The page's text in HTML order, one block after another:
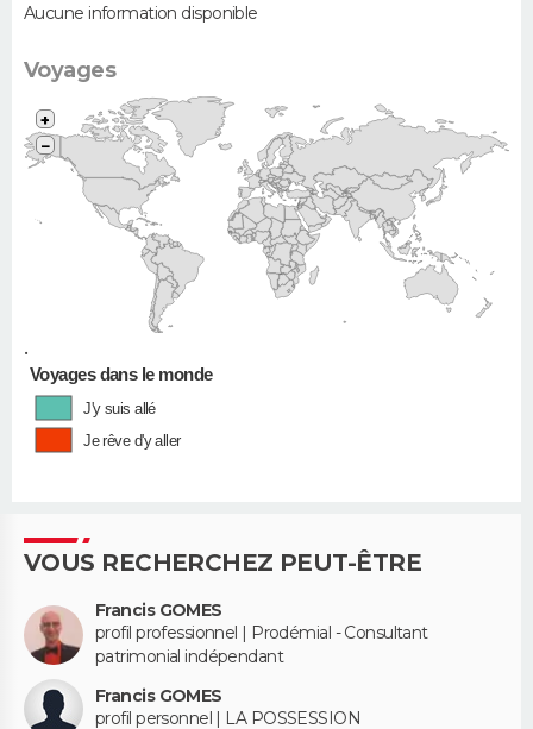
Aucune information disponible
Voyages
•
+
−
Voyages dans le monde
J'y suis allé
Je rêve d'y aller
VOUS RECHERCHEZ PEUT-ÊTRE
Francis GOMES
profil professionnel | Prodémial - Consultant
patrimonial indépendant
Francis GOMES
profil personnel | LA POSSESSION